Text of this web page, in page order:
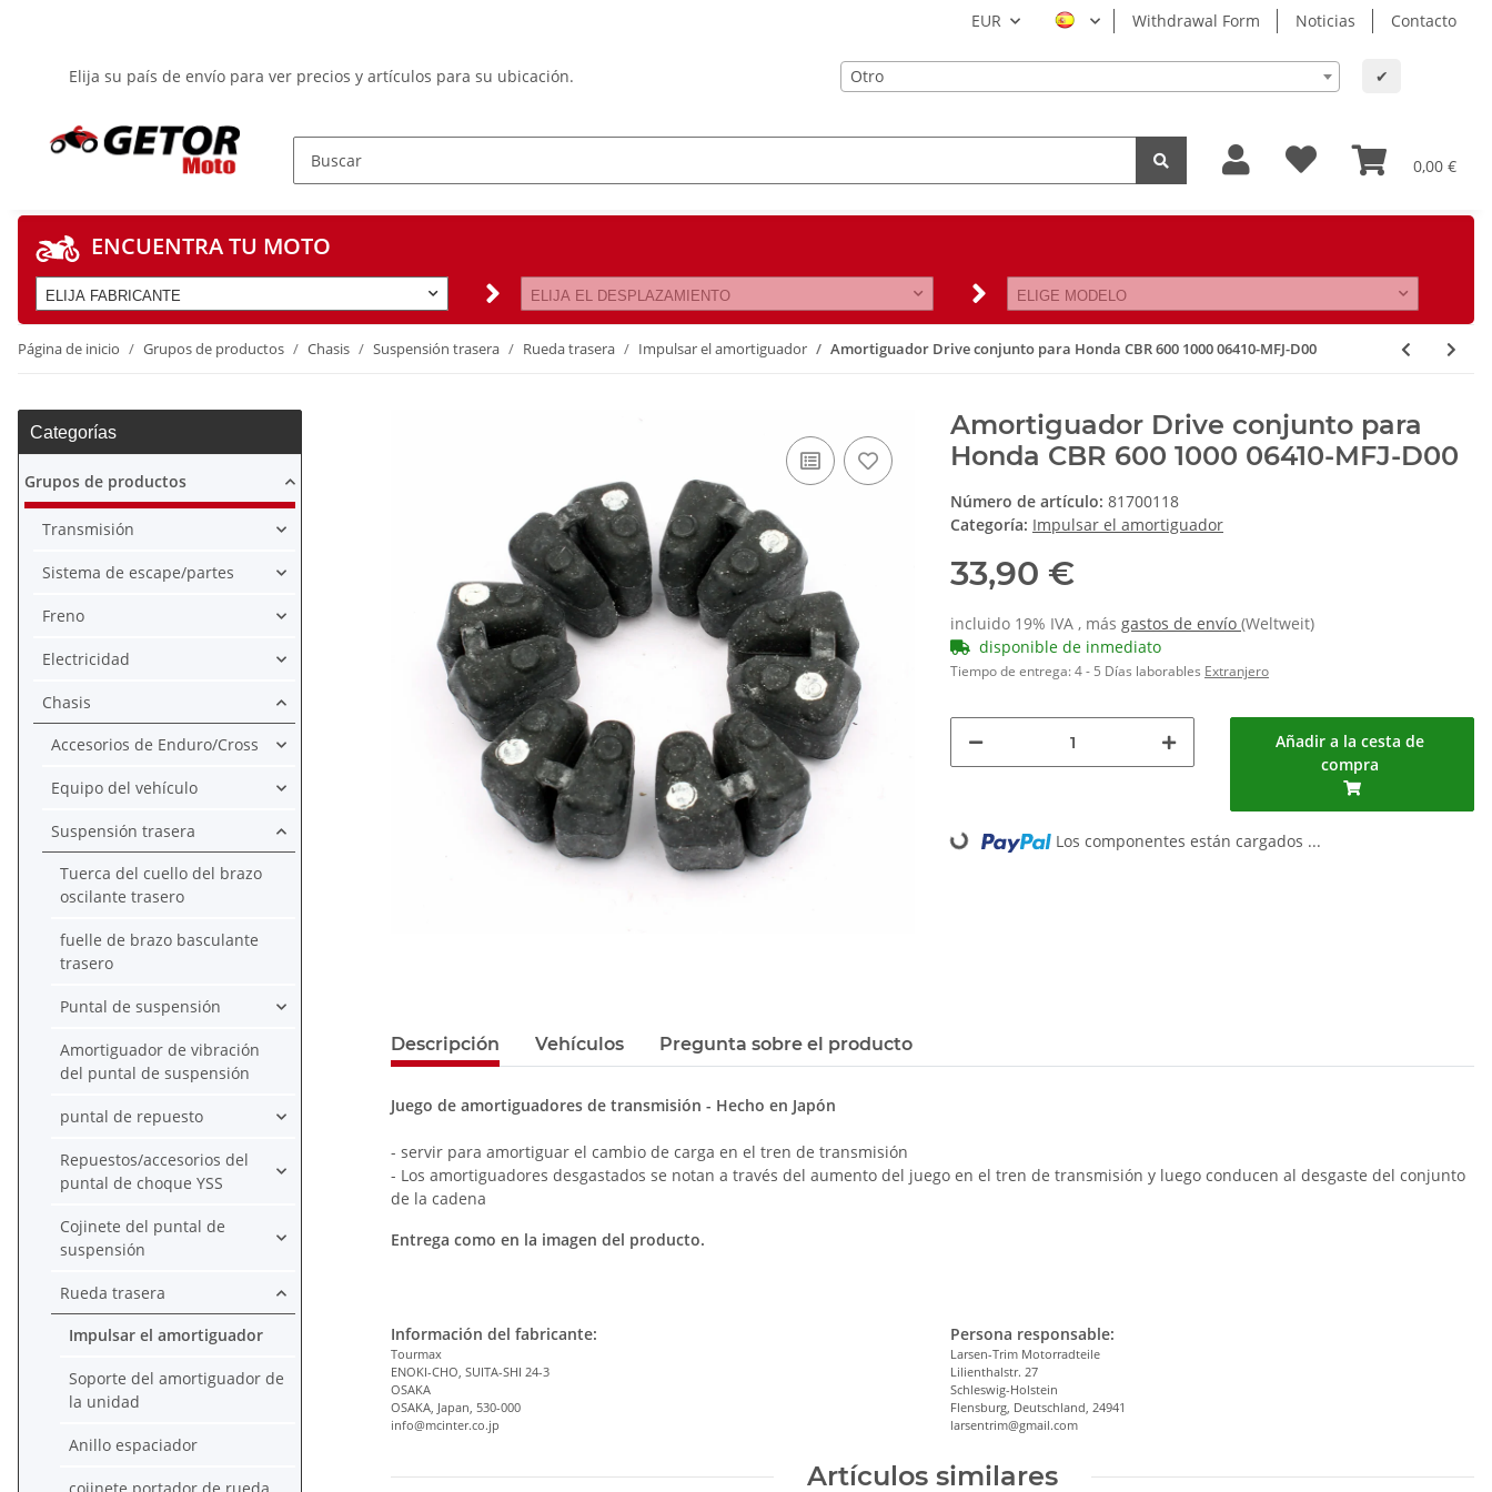
EUR Withdrawal Form Noticias Contacto
Elija su país de envío para ver precios y artículos para su ubicación. Otro ✔
0,00 €
ENCUENTRA TU MOTO
ELIJA FABRICANTE ELIJA EL DESPLAZAMIENTO ELIGE MODELO
Página de inicio Grupos de productos Chasis Suspensión trasera Rueda trasera Impulsar el amortiguador Amortiguador Drive conjunto para Honda CBR 600 1000 06410-MFJ-D00
Amortiguador Drive conjunto para
Honda CBR 600 1000 06410-MFJ-D00
Número de artículo: 81700118
Categoría: Impulsar el amortiguador
33,90 €
incluido 19% IVA , más gastos de envío (Weltweit)
disponible de inmediato
Tiempo de entrega:4 - 5 Días laborables Extranjero
Añadir a la cesta de
compra
Loading... Los componentes están cargados ...
Descripción Vehículos Pregunta sobre el producto
Juego de amortiguadores de transmisión - Hecho en Japón
- servir para amortiguar el cambio de carga en el tren de transmisión
- Los amortiguadores desgastados se notan a través del aumento del juego en el tren de transmisión y luego conducen al desgaste del conjunto
de la cadena
Entrega como en la imagen del producto.
Información del fabricante:
Tourmax
ENOKI-CHO, SUITA-SHI 24-3
OSAKA
OSAKA, Japan, 530-000
info@mcinter.co.jp
Persona responsable:
Larsen-Trim Motorradteile
Lilienthalstr. 27
Schleswig-Holstein
Flensburg, Deutschland, 24941
larsentrim@gmail.com
Artículos similares
Categorías
Grupos de productos
Transmisión
Sistema de escape/partes
Freno
Electricidad
Chasis
Accesorios de Enduro/Cross
Equipo del vehículo
Suspensión trasera
Tuerca del cuello del brazo
oscilante trasero
fuelle de brazo basculante
trasero
Puntal de suspensión
Amortiguador de vibración
del puntal de suspensión
puntal de repuesto
Repuestos/accesorios del
puntal de choque YSS
Cojinete del puntal de
suspensión
Rueda trasera
Impulsar el amortiguador
Soporte del amortiguador de
la unidad
Anillo espaciador